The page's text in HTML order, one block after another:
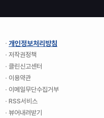
개인정보처리방침
저작권정책
클린신고센터
이용약관
이메일무단수집거부
RSS서비스
뷰어내려받기